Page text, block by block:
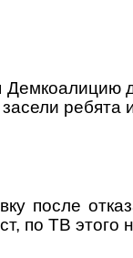
ребята
после
по ТВ этого